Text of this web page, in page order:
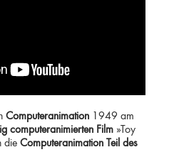
Computeranimation 1949 am
computeranimierten Film »Toy
die Computeranimation
Teil des